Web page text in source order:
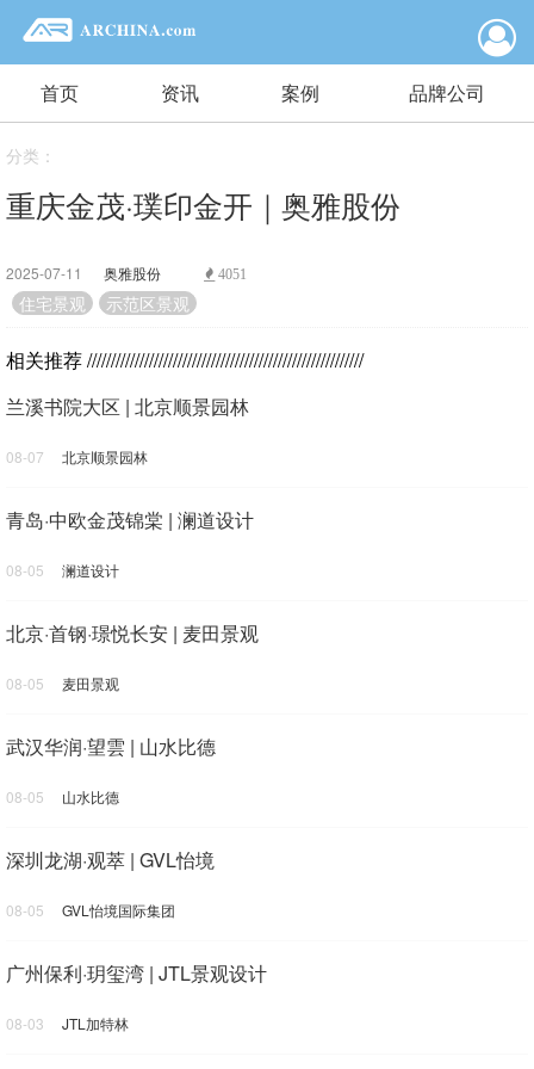
首页 资讯 案例 品牌公司
分类：
重庆金茂·璞印金开｜奥雅股份
2025-07-11 奥雅股份 4051
住宅景观 示范区景观
相关推荐//////////////////////////////////////////////////////////
兰溪书院大区 | 北京顺景园林
08-07 北京顺景园林
青岛·中欧金茂锦棠 | 澜道设计
08-05 澜道设计
北京·首钢·璟悦长安 | 麦田景观
08-05 麦田景观
武汉华润·望雲 | 山水比德
08-05 山水比德
深圳龙湖·观萃 | GVL怡境
08-05 GVL怡境国际集团
广州保利·玥玺湾 | JTL景观设计
08-03 JTL加特林